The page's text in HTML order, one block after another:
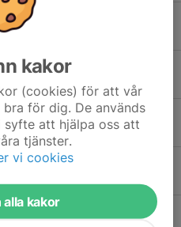
kakor
(cookies) för att vår
för dig. De används
syfte att hjälpa oss att
tjänster.
vi cookies
alla kakor